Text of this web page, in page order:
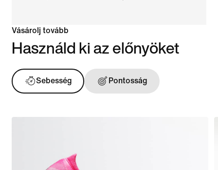
Vásárolj tovább
Használd ki az előnyöket
Sebesség Pontosság